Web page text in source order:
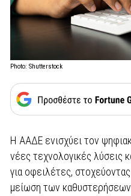
Photo: Shutterstock
Η ΑΑΔΕ ενισχύει τον
νέες τεχνολογικές λύσεις
για οφειλέτες,
μείωση των καθυστερήσεων.